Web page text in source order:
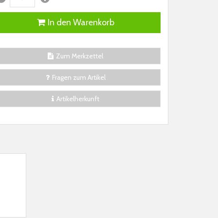
In den Warenkorb
Zum Merkzettel
Fragen zum Artikel
Artikelherkunft